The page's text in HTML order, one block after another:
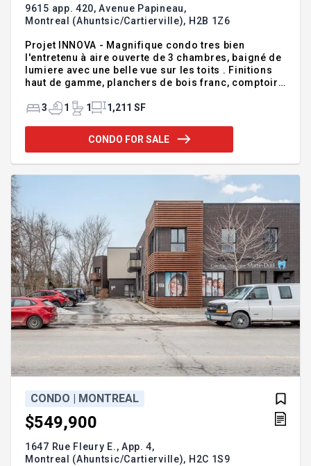
9615 app. 420, Avenue Papineau,
Montreal (Ahuntsic/Cartierville), H2B 1Z6
Projet INNOVA - Magnifique condo tres bien
l'entretenu à aire ouverte de 3 chambres, baigné de
lumiere avec une belle vue sur les toits . Finitions
haut de gamme, planchers de bois franc, comptoirs
grandes fenêtres, balcon privé et espace de
rangement supplémentaire au sous-sol, une salle
de bain complète avec douche indépendante ainsi
qu'une salle d'eau. Aussi à votre disposition un gym
également possible de réserver la salle commune
3 1 1 1,211 SF
CONDO FOR SALE
CONDO | MONTREAL
$549,900
1647 Rue Fleury E., App. 4,
Montreal (Ahuntsic/Cartierville), H2C 1S9